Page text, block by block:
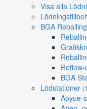
Visa alla
BGA
BGA
Lödstationer
Aoyue-